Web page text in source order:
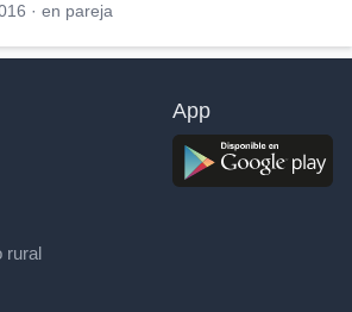
· en pareja
rural
App